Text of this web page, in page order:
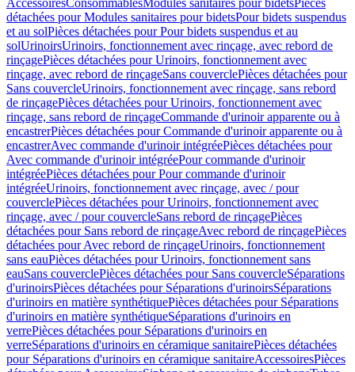
AccessoiresConsommablesModules sanitaires pour bidetsPièces
détachées pour Modules sanitaires pour bidetsPour bidets suspendus
et au solPièces détachées pour Pour bidets suspendus et au
solUrinoirsUrinoirs, fonctionnement avec rinçage, avec rebord de
rinçagePièces détachées pour Urinoirs, fonctionnement avec
rinçage, avec rebord de rinçageSans couverclePièces détachées pour
Sans couvercleUrinoirs, fonctionnement avec rinçage, sans rebord
de rinçagePièces détachées pour Urinoirs, fonctionnement avec
rinçage, sans rebord de rinçageCommande d'urinoir apparente ou à
encastrerPièces détachées pour Commande d'urinoir apparente ou à
encastrerAvec commande d'urinoir intégréePièces détachées pour
Avec commande d'urinoir intégréePour commande d'urinoir
intégréePièces détachées pour Pour commande d'urinoir
intégréeUrinoirs, fonctionnement avec rinçage, avec / pour
couverclePièces détachées pour Urinoirs, fonctionnement avec
rinçage, avec / pour couvercleSans rebord de rinçagePièces
détachées pour Sans rebord de rinçageAvec rebord de rinçagePièces
détachées pour Avec rebord de rinçageUrinoirs, fonctionnement
sans eauPièces détachées pour Urinoirs, fonctionnement sans
eauSans couverclePièces détachées pour Sans couvercleSéparations
d'urinoirsPièces détachées pour Séparations d'urinoirsSéparations
d'urinoirs en matière synthétiquePièces détachées pour Séparations
d'urinoirs en matière synthétiqueSéparations d'urinoirs en
verrePièces détachées pour Séparations d'urinoirs en
verreSéparations d'urinoirs en céramique sanitairePièces détachées
pour Séparations d'urinoirs en céramique sanitaireAccessoiresPièces